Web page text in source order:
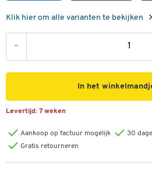
Klik hier om alle varianten te bekijken
-
In het
Levertijd: 7 weken
Aankoop op factuur mogelijk
30
Gratis retourneren